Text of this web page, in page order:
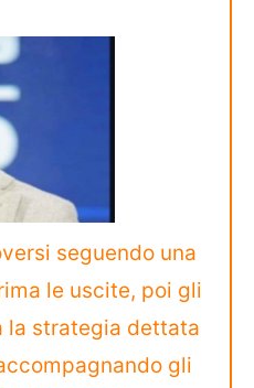
seguendo una
le uscite, poi gli
la strategia dettata
gli